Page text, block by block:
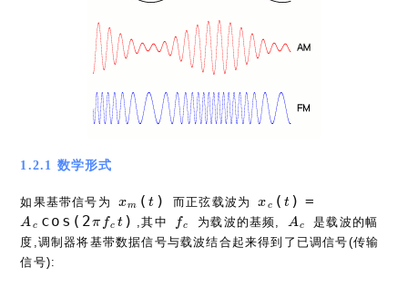
1.2.1 数学形式
如果基带信号为 x_m(t)
xm (t ) 而正弦载波为
f_ct)
x c ( t ) =
A c co s ( 2π fc t ) ,其中 f_c
fc 为载波的基频, A_c
Ac
是载波的幅
度,调制器将基带数据信号与载波结合起来得到了已调信号(传输
信号):